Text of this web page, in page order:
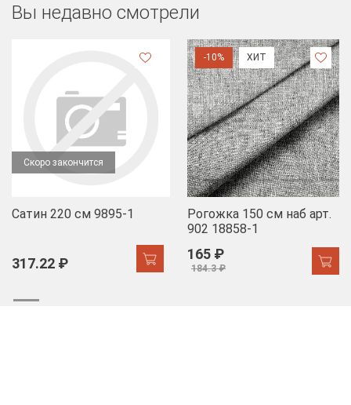
Вы недавно смотрели
Скоро закончится
Сатин 220 см 9895-1
317.22 ₽
-10% ХИТ
Рогожка 150 см наб арт.
902 18858-1
165 ₽
184.3 ₽